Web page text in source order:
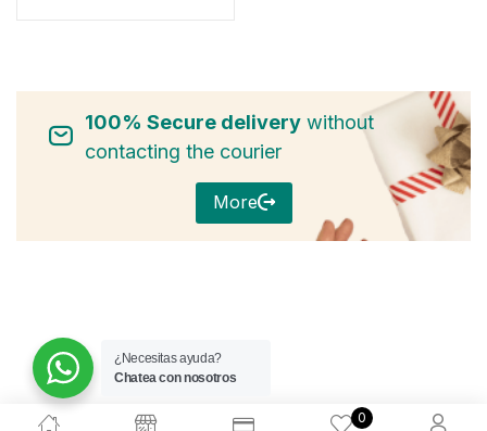
0
100% Secure deliverywithout
contacting the courier
More
¿Necesitas ayuda?
Chatea con nosotros